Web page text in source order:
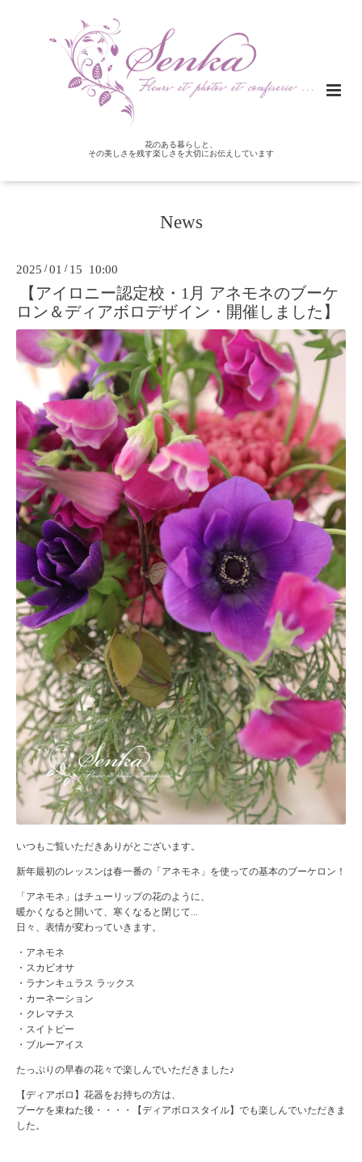
花のある暮らしと、
その美しさを残す楽しさを大切にお伝えしています
News
2025 /01 / 15 10:00
【アイロニー認定校・1月 アネモネのブーケ
ロン＆ディアボロデザイン・開催しました】
いつもご覧いただきありがとございます。
新年最初のレッスンは春一番の「アネモネ」を使っての基本のブーケロン！
「アネモネ」はチューリップの花のように、
暖かくなると開いて、寒くなると閉じて...
日々、表情が変わっていきます。
・アネモネ
・スカビオサ
・ラナンキュラス ラックス
・カーネーション
・クレマチス
・スイトピー
・ブルーアイス
たっぷりの早春の花々で楽しんでいただきました♪
【ディアボロ】花器をお持ちの方は、
ブーケを束ねた後・・・・【ディアボロスタイル】でも楽しんでいただきま
した。